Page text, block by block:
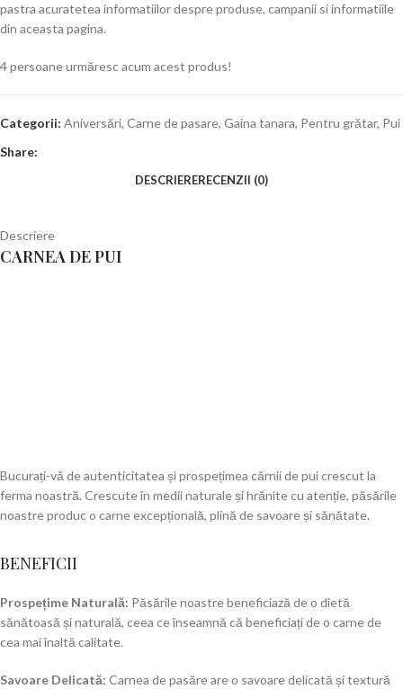
pastra acuratetea informatiilor despre produse, campanii si informatiile
din aceasta pagina.
4persoane urmăresc acum acest produs!
Categorii: Aniversări, Carne de pasare, Gaina tanara, Pentru grătar, Pui
Share:
DESCRIERERECENZII (0)
Descriere
CARNEA DE PUI
Bucurați-vă de autenticitatea și prospețimea cărnii de pui crescut la
ferma noastră. Crescute în medii naturale și hrănite cu atenție, păsările
noastre produc o carne excepțională, plină de savoare și sănătate.
BENEFICII
Prospețime Naturală: Păsările noastre beneficiază de o dietă
sănătoasă și naturală, ceea ce înseamnă că beneficiați de o carne de
cea mai înaltă calitate.
Savoare Delicată: Carnea de pasăre are o savoare delicată și textură